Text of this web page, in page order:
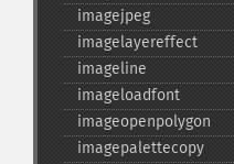
imagejpeg
imagelayereffect
imageline
imageloadfont
imageopenpolygon
imagepalettecopy